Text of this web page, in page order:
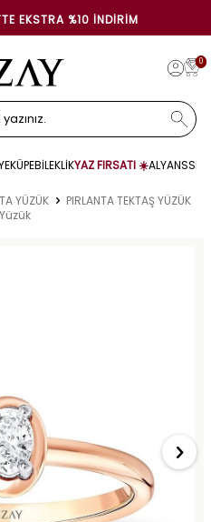
EKSTRA %10 İNDIRIM
0
KÜPEBİLEKLİKYAZ FIRSATI ☀️ALYANS
YÜZÜK
PIRLANTA TEKTAŞ YÜZÜK